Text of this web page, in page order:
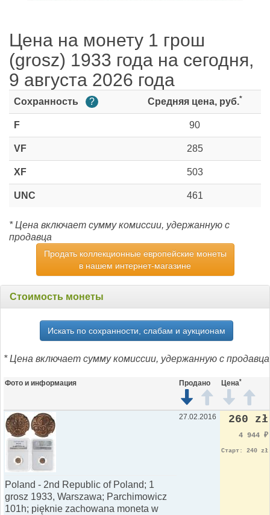
Цена на монету 1 грош
(grosz) 1933 года на сегодня,
9 августа 2026 года
Сохранность ? Средняя цена, руб.*
F 90
VF 285
XF 503
UNC 461
* Цена включает сумму комиссии, удержанную с
продавца
Продать коллекционные европейские монеты
в нашем интернет-магазине
Стоимость монеты
Искать по сохранности, слабам и аукционам
* Цена включает сумму комиссии, удержанную с продавца
Фото и информация Продано Цена*
Poland - 2nd Republic of Poland; 1
grosz 1933, Warszawa; Parchimowicz
101h; pięknie zachowana moneta w
27.02.2016 260 zł
4 944 ₽
Старт: 240 zł